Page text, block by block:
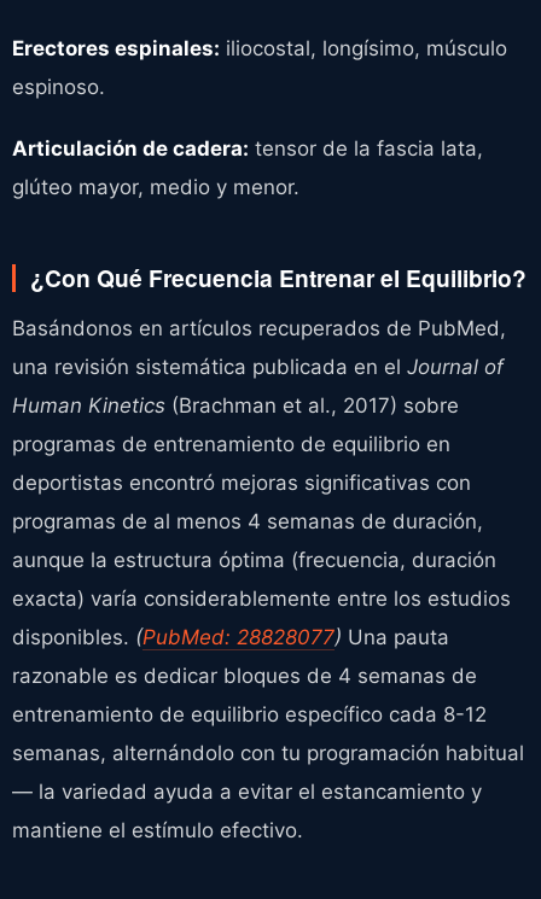
Erectores espinales: iliocostal, longísimo, músculo
espinoso.
Articulación de cadera: tensor de la fascia lata,
glúteo mayor, medio y menor.
¿Con Qué Frecuencia Entrenar el Equilibrio?
Basándonos en artículos recuperados de PubMed,
una revisión sistemática publicada en el Journal of
Human Kinetics (Brachman et al., 2017) sobre
programas de entrenamiento de equilibrio en
deportistas encontró mejoras significativas con
programas de al menos 4 semanas de duración,
aunque la estructura óptima (frecuencia, duración
exacta) varía considerablemente entre los estudios
disponibles. (PubMed: 28828077) Una pauta
razonable es dedicar bloques de 4 semanas de
entrenamiento de equilibrio específico cada 8-12
semanas, alternándolo con tu programación habitual
— la variedad ayuda a evitar el estancamiento y
mantiene el estímulo efectivo.